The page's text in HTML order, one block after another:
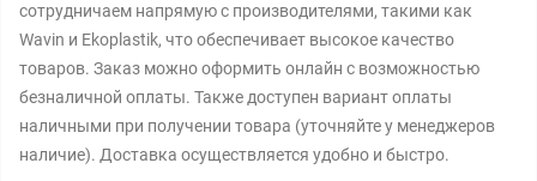
сотрудничаем напрямую с производителями, такими как
Wavin и Ekoplastik, что обеспечивает высокое качество
товаров. Заказ можно оформить онлайн с возможностью
безналичной оплаты. Также доступен вариант оплаты
наличными при получении товара (уточняйте у менеджеров
наличие). Доставка осуществляется удобно и быстро.